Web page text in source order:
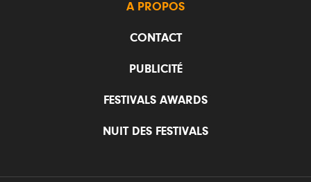
A PROPOS
CONTACT
PUBLICITÉ
FESTIVALS AWARDS
NUIT DES FESTIVALS